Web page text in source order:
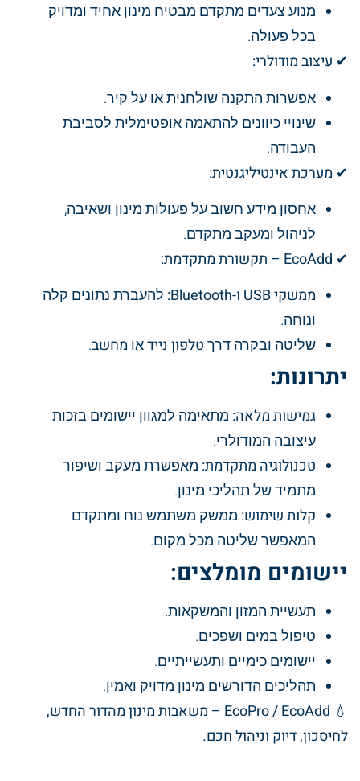
מנוע צעדים מתקדם מבטיח מינון אחיד ומדויק
בכל פעולה.
✔ עיצוב מודולרי:
אפשרות התקנה שולחנית או על קיר.
שינויי כיוונים להתאמה אופטימלית לסביבת
העבודה.
✔ מערכת אינטיליגנטית:
אחסון מידע חשוב על פעולות מינון ושאיבה,
לניהול ומעקב מתקדם.
✔ EcoAdd – תקשורת מתקדמת:
ממשקי USB ו-Bluetooth:
להעברת נתונים קלה
ונוחה.
שליטה ובקרה דרךטלפון ניידאו מחשב.
יתרונות:
גמישות מלאה: מתאימה למגוון יישומים בזכות
עיצובה המודולרי.
טכנולוגיה מתקדמת: מאפשרת מעקב ושיפור
מתמיד של תהליכי מינון.
קלות שימוש: ממשק משתמש נוח ומתקדם
המאפשר שליטה מכל מקום.
יישומים מומלצים:
תעשיית המזון והמשקאות.
טיפול במים ושפכים.
יישומים כימיים ותעשייתיים.
תהליכים הדורשים מינון מדויק ואמין.
💧
EcoPro / EcoAdd – משאבות מינון מהדור החדש,
לחיסכון, דיוק וניהול חכם.